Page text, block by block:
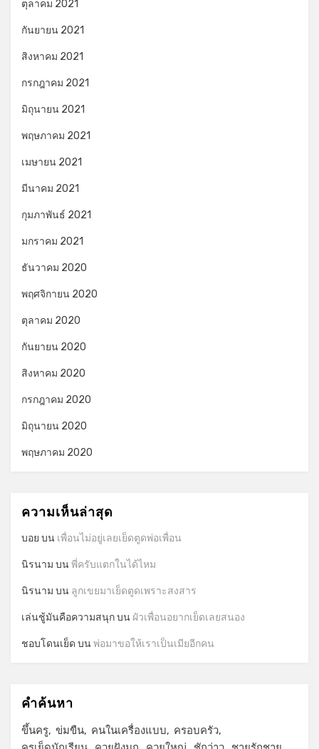
ตุลาคม 2021
กันยายน 2021
สิงหาคม 2021
กรกฎาคม 2021
มิถุนายน 2021
พฤษภาคม 2021
เมษายน 2021
มีนาคม 2021
กุมภาพันธ์ 2021
มกราคม 2021
ธันวาคม 2020
พฤศจิกายน 2020
ตุลาคม 2020
กันยายน 2020
สิงหาคม 2020
กรกฎาคม 2020
มิถุนายน 2020
พฤษภาคม 2020
ความเห็นล่าสุด
บอย บน เพื่อนไม่อยู่เลยเย็ดตูดพ่อเพื่อน
นิรนาม บนพี่ครับแตกในได้ไหม
นิรนาม บน ลูกเขยมาเย็ดตูดเพราะสงสาร
เล่นชู้มันคือความสนุกบน ผัวเพื่อนอยากเย็ดเลยสนอง
ชอบโดนเย็ด บนพ่อมาขอให้เราเป็นเมียอีกคน
คำค้นหา
ขึ้นครู ข่มขืน คนในเครื่องแบบ
ครอบครัว